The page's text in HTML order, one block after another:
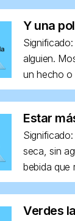
Y una
alguien.
un hecho o
Estar
seca, sin
bebida que
Verdes